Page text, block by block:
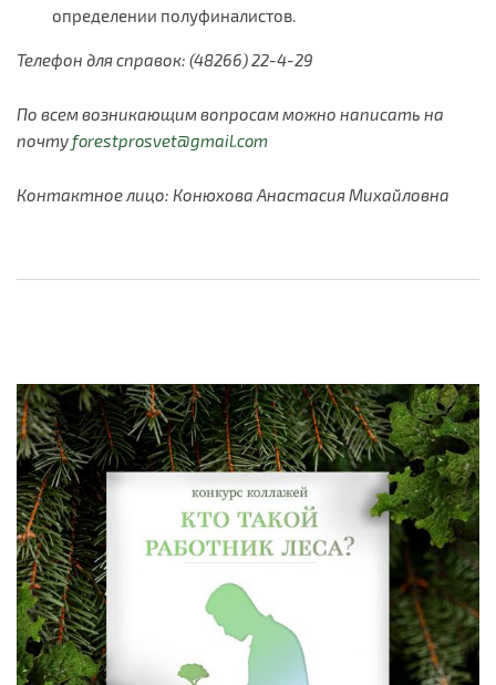
определении полуфиналистов.
Телефон для справок: (48266) 22-4-29
По всем возникающим вопросам можно написать на
почтуforestprosvet@gmail.com
Контактное лицо: Конюхова Анастасия Михайловна